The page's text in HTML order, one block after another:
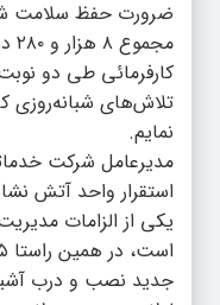
ضرورت حفظ سلامت
کارفرمائی طی دو
تلاش‌های شبانه‌روزی
نمایم.
مدیرعامل شرکت
استقرار واحد آتش
یکی از الزامات
جدید نصب و درب